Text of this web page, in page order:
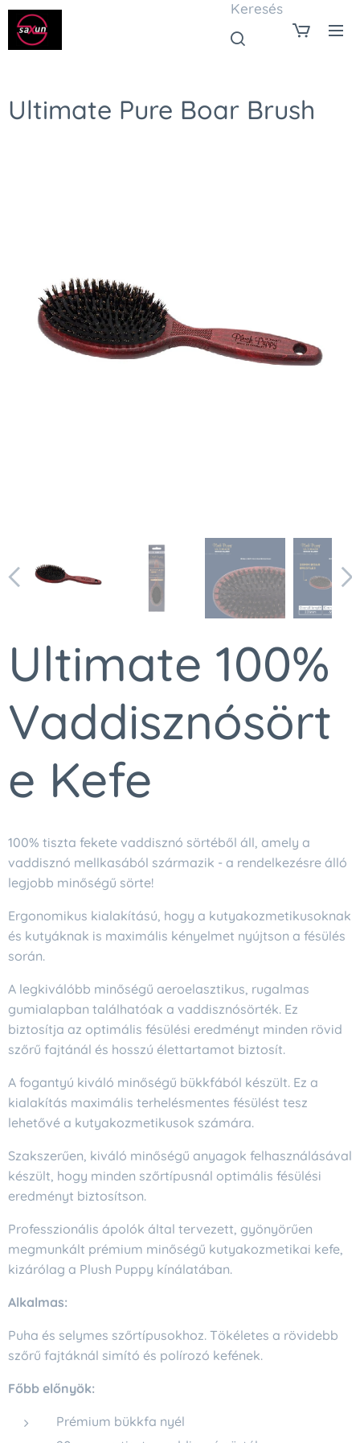
Keresés
Ultimate Pure Boar Brush
Ultimate 100%
Vaddisznósört
e Kefe
100% tiszta fekete vaddisznó sörtéből áll, amely a
vaddisznó mellkasából származik - a rendelkezésre álló
legjobb minőségű sörte!
Ergonomikus kialakítású, hogy a kutyakozmetikusoknak
és kutyáknak is maximális kényelmet nyújtson a fésülés
során.
A legkiválóbb minőségű aeroelasztikus, rugalmas
gumialapban találhatóak a vaddisznósörték. Ez
biztosítja az optimális fésülési eredményt minden rövid
szőrű fajtánál és hosszú élettartamot biztosít.
A fogantyú kiváló minőségű bükkfából készült. Ez a
kialakítás maximális terhelésmentes fésülést tesz
lehetővé a kutyakozmetikusok számára.
Szakszerűen, kiváló minőségű anyagok felhasználásával
készült, hogy minden szőrtípusnál optimális fésülési
eredményt biztosítson.
Professzionális ápolók által tervezett, gyönyörűen
megmunkált prémium minőségű kutyakozmetikai kefe,
kizárólag a Plush Puppy kínálatában.
Alkalmas:
Puha és selymes szőrtípusokhoz. Tökéletes a rövidebb
szőrű fajtáknál simító és polírozó kefének.
Főbb előnyök:
Prémium bükkfa nyél